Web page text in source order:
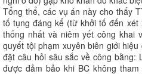
Tổng thể, các vụ án này cho thấy
tố tụng đáng kể (từ khởi tố đến
thống nhất và niêm yết công khai
quyết tội phạm xuyên biên giới
đặt câu hỏi sâu sắc về công
được đảm bảo khi BC không